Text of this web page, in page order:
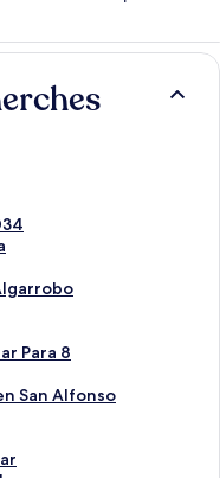
Para 8
San Alfonso